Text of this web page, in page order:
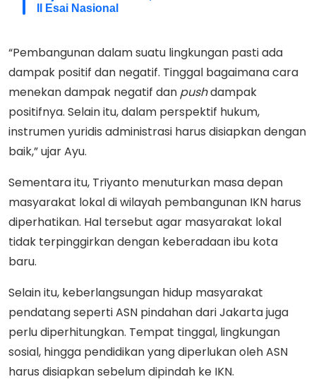
II Esai Nasional
“Pembangunan dalam suatu lingkungan pasti ada
dampak positif dan negatif. Tinggal bagaimana cara
menekan dampak negatif dan pushdampak
positifnya. Selain itu, dalam perspektif hukum,
instrumen yuridis administrasi harus disiapkan dengan
baik,” ujar Ayu.
Sementara itu, Triyanto menuturkan masa depan
masyarakat lokal di wilayah pembangunan IKN harus
diperhatikan. Hal tersebut agar masyarakat lokal
tidak terpinggirkan dengan keberadaan ibu kota
baru.
Selain itu, keberlangsungan hidup masyarakat
pendatang seperti ASN pindahan dari Jakarta juga
perlu diperhitungkan. Tempat tinggal, lingkungan
sosial, hingga pendidikan yang diperlukan oleh ASN
harus disiapkan sebelum dipindah ke IKN.